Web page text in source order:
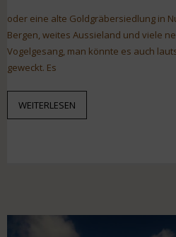
oder eine alte Goldgräbersiedlung in
Bergen, weites Aussieland und viele
Vogelgesang, man könnte es auch
geweckt. Es
WEITERLESEN